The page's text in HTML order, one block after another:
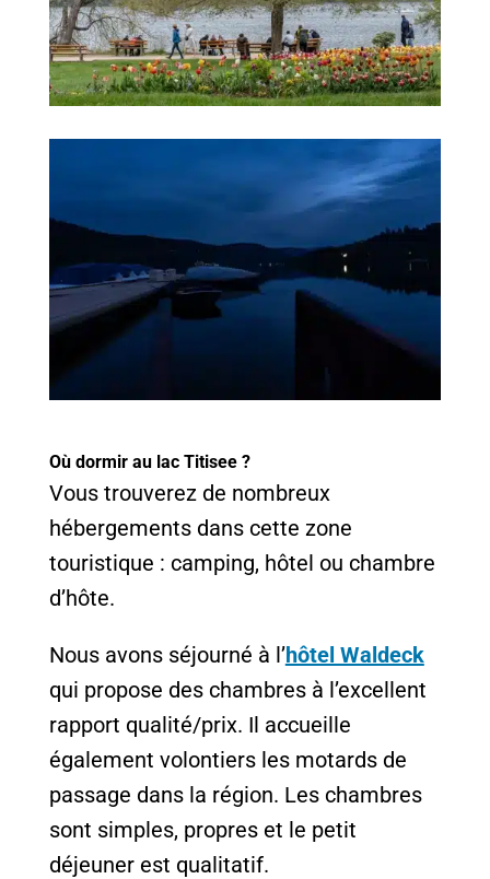
Où dormir au lac Titisee ?
Vous trouverez de nombreux
hébergements dans cette zone
touristique : camping, hôtel ou chambre
d’hôte.
Nous avons séjourné à l’hôtel Waldeck
qui propose des chambres à l’excellent
rapport qualité/prix. Il accueille
également volontiers les motards de
passage dans la région. Les chambres
sont simples, propres et le petit
déjeuner est qualitatif.